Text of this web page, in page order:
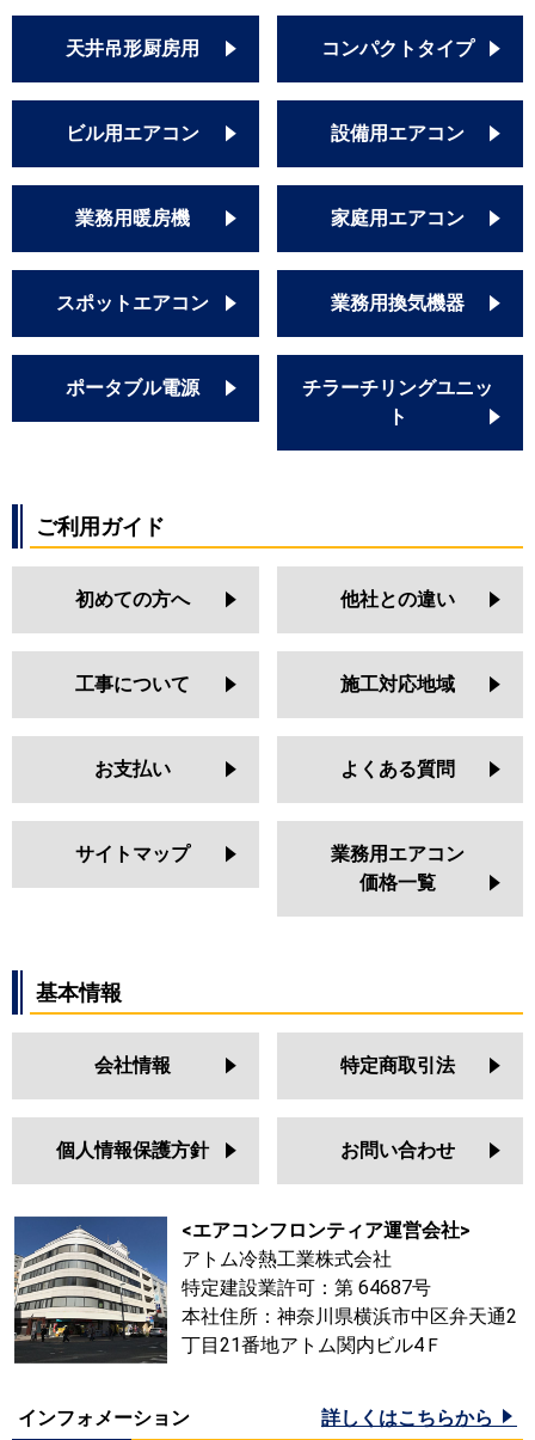
天井吊形厨房用 コンパクトタイプ
ビル用エアコン 設備用エアコン
業務用暖房機 家庭用エアコン
スポットエアコン 業務用換気機器
ポータブル電源
チラーチリングユニッ
ト
ご利用ガイド
初めての方へ 他社との違い
工事について 施工対応地域
お支払い よくある質問
サイトマップ
業務用エアコン
価格一覧
基本情報
会社情報 特定商取引法
個人情報保護方針 お問い合わせ
<エアコンフロンティア運営会社>
アトム冷熱工業株式会社
特定建設業許可：第 64687号
本社住所：神奈川県横浜市中区弁天通2
丁目21番地アトム関内ビル4Ｆ
インフォメーション 詳しくはこちらから